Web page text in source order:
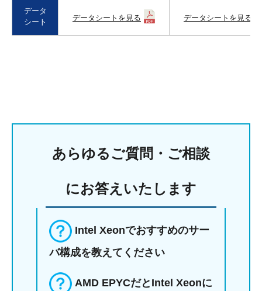
データ
シート
データシートを見る データシートを見る
あらゆるご質問・ご相談
にお答えいたします
Intel Xeonでおすすめのサー
バ構成を教えてください
AMD EPYCだとIntel Xeonに